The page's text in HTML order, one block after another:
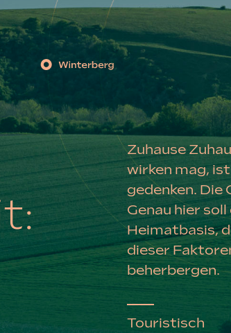
Zuhause
wirken mag,
gedenken. Die
Genau hier
Heimatbasis,
dieser
beherbergen.
Touristisch